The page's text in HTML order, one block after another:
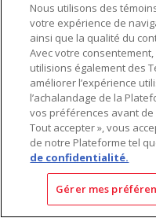
Fait au Canada avec des
INSCRIVEZ-VOUS À
Obtenez des
Nous utilisons des
votre expérience de
ainsi que la qualité du
Avec votre
utilisions également des
améliorer l’expérience
l’achalandage de la
vos préférences avant de
Tout accepter », vous
de notre Plateforme tel
de confidentialité.
Gérer mes